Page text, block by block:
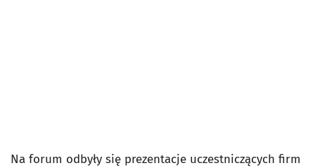
Na forum odbyły się prezentacje uczestniczących firm